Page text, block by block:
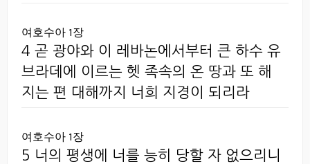
여호수아 1장
4 곧 광야와 이 레바논에서부터 큰 하수 유
브라데에 이르는 헷 족속의 온 땅과 또 해
지는 편 대해까지 너희 지경이 되리라
여호수아 1장
5 너의 평생에 너를 능히 당할 자 없으리니